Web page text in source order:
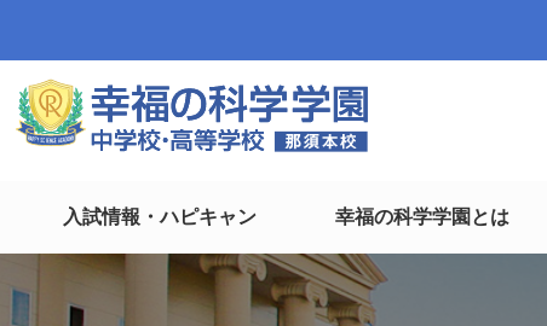
入試情報・ハピキャン 幸福の科学学園とは